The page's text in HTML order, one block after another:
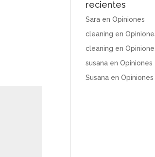
recientes
Sara enOpiniones
cleaning en
cleaning en
susana enOpiniones
Susana enOpiniones